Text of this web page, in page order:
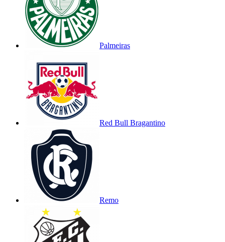
Palmeiras
Red Bull Bragantino
Remo